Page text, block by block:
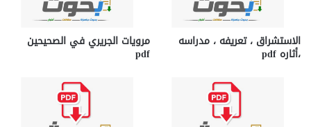
الاستشراق ، تعريفه ، مدراسه
،أثاره pdf
مرويات الجريري في الصحيحين
pdf